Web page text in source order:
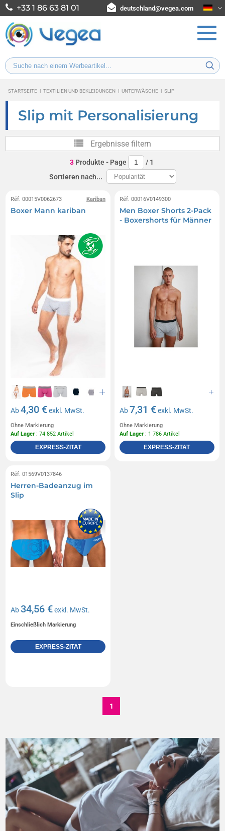
+33 1 86 63 81 01 deutschland@vegea.com
STARTSEITE | TEXTILIEN UND BEKLEIDUNGEN | UNTERWÄSCHE | SLIP
Slip mit Personalisierung
Ergebnisse filtern
3 Produkte - Page / 1
Sortieren nach...
Kariban
Réf. 00015V0062673
Boxer Mann kariban
Ab4,30 €exkl. MwSt.
Ohne Markierung
Auf Lager : 74 852 Artikel
EXPRESS-ZITAT
Réf. 00016V0149300
Men Boxer Shorts 2-Pack
- Boxershorts für Männer
Ab7,31 €exkl. MwSt.
Ohne Markierung
Auf Lager : 1 786 Artikel
EXPRESS-ZITAT
Réf. 01569V0137846
Herren-Badeanzug im
Slip
Ab34,56 €exkl. MwSt.
Einschließlich Markierung
EXPRESS-ZITAT
1